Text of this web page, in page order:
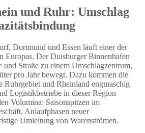
und Ruhr: Umschlag
Dortmund und Essen läuft einer der
Europas. Der Duisburger Binnenhafen
und Straße zu einem Umschlagzentrum,
pro Jahr bewegt. Dazu kommen die
und Rheinland engmaschig
Logistikbetriebe in dieser Region
Volumina: Saisonspitzen im
Anlaufphasen neuer
Umleitung von Warenströmen.